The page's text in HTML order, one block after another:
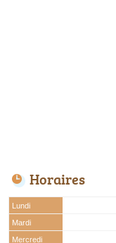
Horaires
Lundi
Mardi
Mercredi